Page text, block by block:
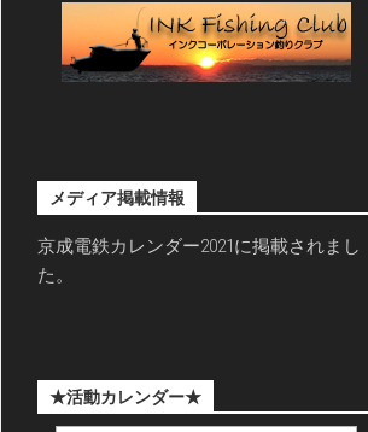
メディア掲載情報
京成電鉄カレンダー2021に掲載されまし
た。
★活動カレンダー★